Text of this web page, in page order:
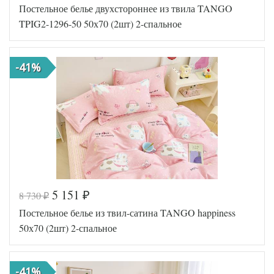
Артикул
TT1121
41
Ткань
Твил
Размер
180х210
Размер
простыни
50х70
(2шт)
Производитель
Tango
(Китай)
Код товара
559-092
Артикул
TT1008
Ткань
Твил
Размер
180х210
Размер
Постельное белье двухстороннее из твила TANGO
TPIG2-1296-50 50х70 (2шт) 2-спальное
-41%
8 730₽ 5 151 ₽
Постельное белье из твил-сатина TANGO happiness
50х70 (2шт) 2-спальное